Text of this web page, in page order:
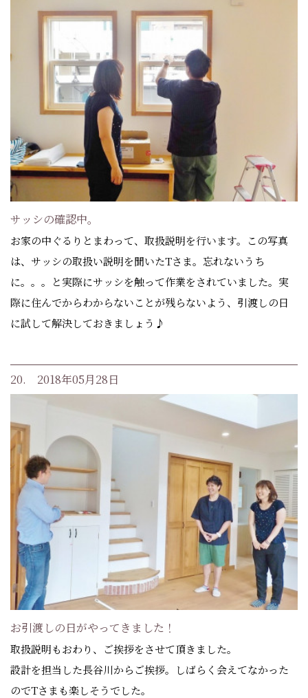
サッシの確認中。
お家の中ぐるりとまわって、取扱説明を行います。この写真
は、サッシの取扱い説明を聞いたTさま。忘れないうち
に。。。と実際にサッシを触って作業をされていました。実
際に住んでからわからないことが残らないよう、引渡しの日
に試して解決しておきましょう♪
20. 2018年05月28日
お引渡しの日がやってきました！
取扱説明もおわり、ご挨拶をさせて頂きました。
設計を担当した長谷川からご挨拶。しばらく会えてなかった
のでTさまも楽しそうでした。